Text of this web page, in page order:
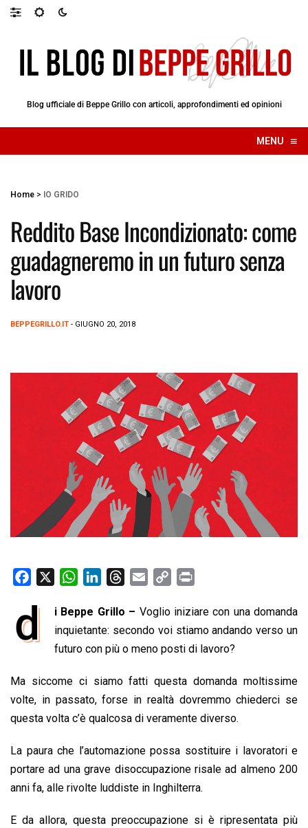
Blog ufficiale di Beppe Grillo con articoli, approfondimenti ed opinioni
MENU ≡
☰
Home > IO GRIDO
Reddito Base Incondizionato: come
guadagneremo in un futuro senza
lavoro
BEPPEGRILLO.IT - GIUGNO 20, 2018
e
o
k
W
a
t
s
p
p
n
k
e
I
n
e
a
s
a
i
l
p
y
L
n
k
i
n
t
d i Beppe Grillo – Voglio iniziare con una domanda
inquietante: secondo voi stiamo andando verso un
futuro con più o meno posti di lavoro?
Ma siccome ci siamo fatti questa domanda moltissime
volte, in passato, forse in realtà dovremmo chiederci se
questa volta c’è qualcosa di veramente diverso.
La paura che l’automazione possa sostituire i lavoratori e
portare ad una grave disoccupazione risale ad almeno 200
anni fa, alle rivolte luddiste in Inghilterra.
E da allora, questa preoccupazione si è ripresentata più